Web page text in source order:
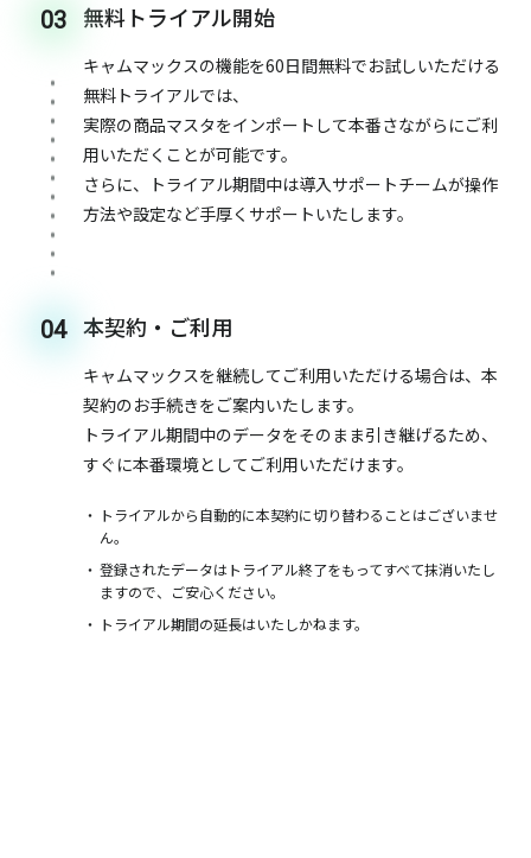
03 無料トライアル開始
キャムマックスの機能を60日間無料でお試しいただける
無料トライアルでは、
実際の商品マスタをインポートして本番さながらにご利
用いただくことが可能です。
さらに、トライアル期間中は導入サポートチームが操作
方法や設定など手厚くサポートいたします。
04 本契約・ご利用
キャムマックスを継続してご利用いただける場合は、本
契約のお手続きをご案内いたします。
トライアル期間中のデータをそのまま引き継げるため、
すぐに本番環境としてご利用いただけます。
トライアルから自動的に本契約に切り替わることはございませ
ん。
登録されたデータはトライアル終了をもってすべて抹消いたし
ますので、ご安心ください。
トライアル期間の延長はいたしかねます。